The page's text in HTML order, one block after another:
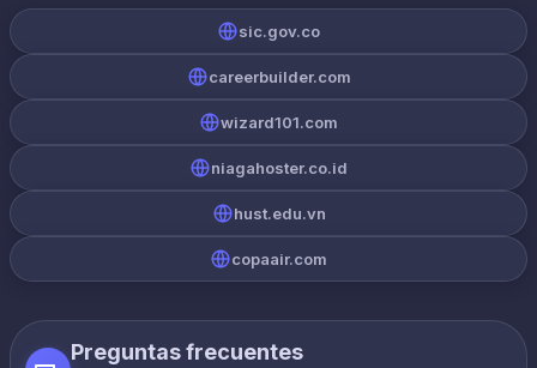
sic.gov.co
careerbuilder.com
wizard101.com
niagahoster.co.id
hust.edu.vn
copaair.com
Preguntas frecuentes